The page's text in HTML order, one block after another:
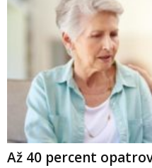
Až 40 percent